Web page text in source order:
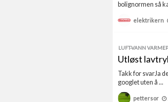
bolignormen så
elektrikern
LUFT-VANN
Utløst
Takk for svarJa
googlet uten å ...
pettersor